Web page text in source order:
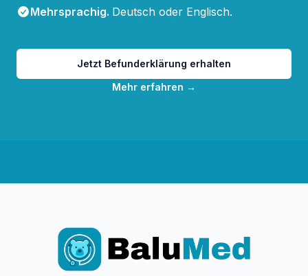
Mehrsprachig. Deutsch oder Englisch.
Jetzt Befunderklärung erhalten
Mehr erfahren →